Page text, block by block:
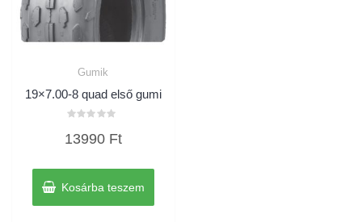
Gumik
19×7.00-8 quad első gumi
0
13990 Ft
Kosárba teszem